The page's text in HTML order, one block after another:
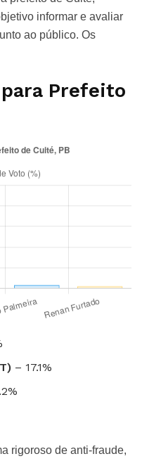
informar e avaliar
ao público. Os
Prefeito
– 17.1%
rigoroso de anti-fraude,